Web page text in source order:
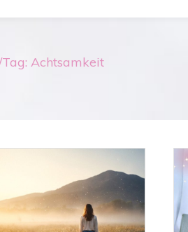
Tag: Achtsamkeit